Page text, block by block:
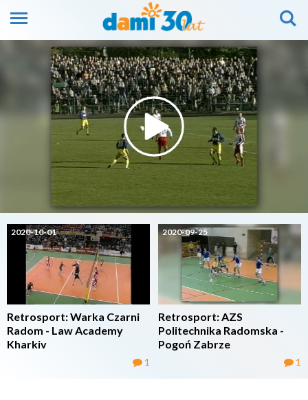
2020-10-01
Retrosport: Warka Czarni
Radom - Law Academy
Kharkiv
1
2020-09-25
Retrosport: AZS
Politechnika Radomska -
Pogoń Zabrze
1